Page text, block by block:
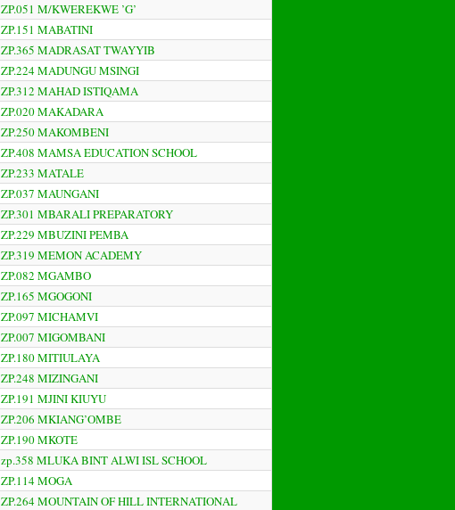
ZP.051 M/KWEREKWE ’G’
ZP.151 MABATINI
ZP.365 MADRASAT TWAYYIB
ZP.224 MADUNGU MSINGI
ZP.312 MAHAD ISTIQAMA
ZP.020 MAKADARA
ZP.250 MAKOMBENI
ZP.408 MAMSA EDUCATION SCHOOL
ZP.233 MATALE
ZP.037 MAUNGANI
ZP.301 MBARALI PREPARATORY
ZP.229 MBUZINI PEMBA
ZP.319 MEMON ACADEMY
ZP.082 MGAMBO
ZP.165 MGOGONI
ZP.097 MICHAMVI
ZP.007 MIGOMBANI
ZP.180 MITIULAYA
ZP.248 MIZINGANI
ZP.191 MJINI KIUYU
ZP.206 MKIANG’OMBE
ZP.190 MKOTE
zp.358 MLUKA BINT ALWI ISL SCHOOL
ZP.114 MOGA
ZP.264 MOUNTAIN OF HILL INTERNATIONAL